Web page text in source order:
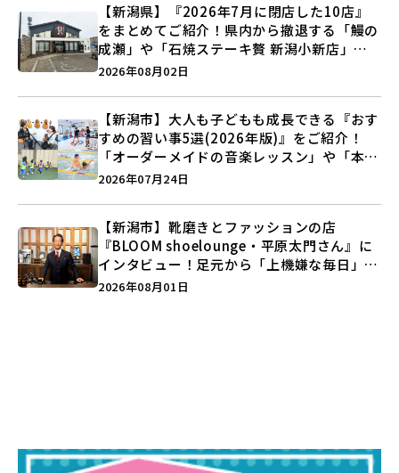
【新潟県】『2026年7月に閉店した10店』
をまとめてご紹介！県内から撤退する「鰻の
成瀬」や「石焼ステーキ贅 新潟小新店」が
営業に幕…。
2026年08月02日
【新潟市】大人も子どもも成長できる『おす
すめの習い事5選(2026年版)』をご紹介！
「オーダーメイドの音楽レッスン」や「本格
キックボクシング」で新しい自分を見つけよ
2026年07月24日
【新潟市】靴磨きとファッションの店
『BLOOM shoelounge・平原太門さん』に
インタビュー！足元から「上機嫌な毎日」を
つくる装いの提案とは？
2026年08月01日